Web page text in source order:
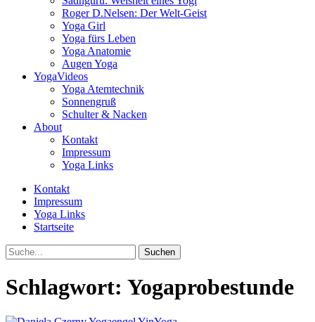
Roger D.Nelsen: Der Welt-Geist
Yoga Girl
Yoga fürs Leben
Yoga Anatomie
Augen Yoga
YogaVideos
Yoga Atemtechnik
Sonnengruß
Schulter & Nacken
About
Kontakt
Impressum
Yoga Links
Kontakt
Impressum
Yoga Links
Startseite
Suche
Schlagwort: Yogaprobestunde